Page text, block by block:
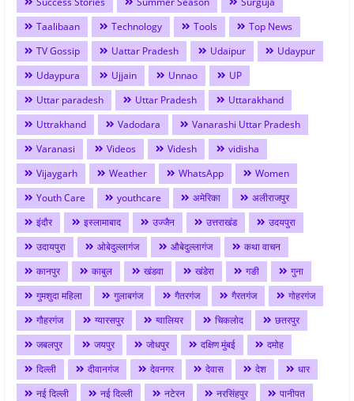
Taalibaan
Technology Tools
Top News
TV Gossip
Uattar Pradesh Udaipur
Udaypur
Udaypura
Ujjain Unnao
UP
Uttar paradesh
Uttar Pradesh
Uttarakhand
Uttrakhand
Vadodara
Vanarashi Uttar Pradesh
Varanasi
Videos Videsh
vidisha
Vijaygarh
Weather WhatsApp
Women
Youth Care
youthcare अमेरिका
अलीराजपुर
इंदौर
इस्लामाबाद उज्जैन उत्तराखंड
उदयपुरा
उदायपुरा
ओबेदुल्लागंज औबेदुल्लागंज
कथा वाचन
कानपुर
काबुल खंडवा खंडेरा गङी
गुना
गुमशुदा महिला
गुलाबगंज गैतरगंज गैरतगंज
गोहरगंज
गौहरगंज
ग्यारसपुर ग्वालियर चिकलोद
छतरपुर
जबलपुर
जयपुर जोधपुर दक्षिण मुंबई
दमोह
दिल्ली
दीवानगंज देवनगर देवास देश
धार
नई दिल्ली
नई दिल्ली नटेरन नरसिंहपुर
पानीपत